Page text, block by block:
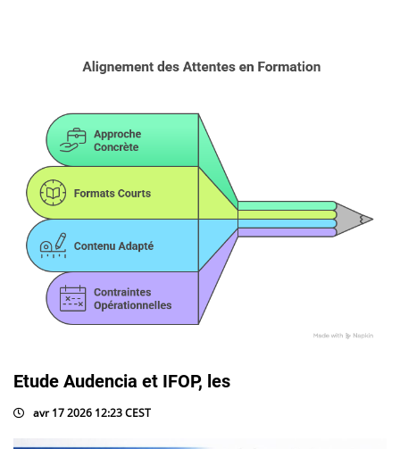
Etude Audencia et IFOP, les
avr 17 2026 12:23 CEST